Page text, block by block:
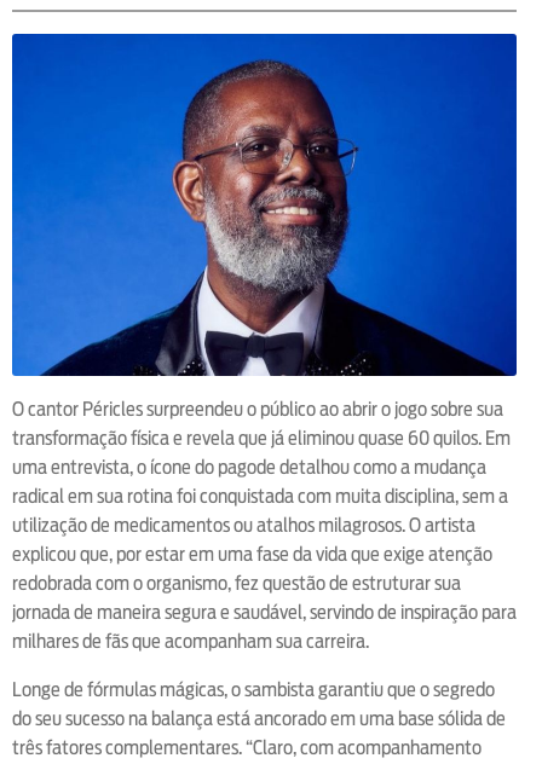
O cantor Péricles surpreendeu o público ao abrir o jogo sobre sua
transformação física e revela que já eliminou quase 60 quilos. Em
uma entrevista, o ícone do pagode detalhou como a mudança
radical em sua rotina foi conquistada com muita disciplina, sem a
utilização de medicamentos ou atalhos milagrosos. O artista
explicou que, por estar em uma fase da vida que exige atenção
redobrada com o organismo, fez questão de estruturar sua
jornada de maneira segura e saudável, servindo de inspiração para
milhares de fãs que acompanham sua carreira.
Longe de fórmulas mágicas, o sambista garantiu que o segredo
do seu sucesso na balança está ancorado em uma base sólida de
três fatores complementares. “Claro, com acompanhamento